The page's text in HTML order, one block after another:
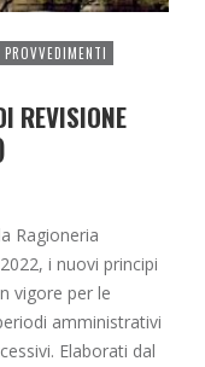
REVISIONE
Ragioneria
i nuovi principi
vigore per le
amministrativi
Elaborati dal